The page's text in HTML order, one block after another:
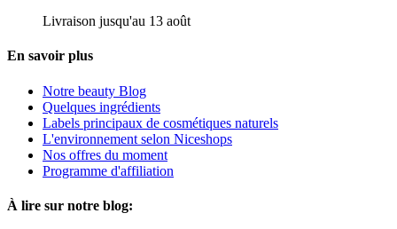
Livraison jusqu'au 13 août
En savoir plus
Notre beauty Blog
Quelques ingrédients
Labels principaux de cosmétiques naturels
L'environnement selon Niceshops
Nos offres du moment
Programme d'affiliation
À lire sur notre blog: